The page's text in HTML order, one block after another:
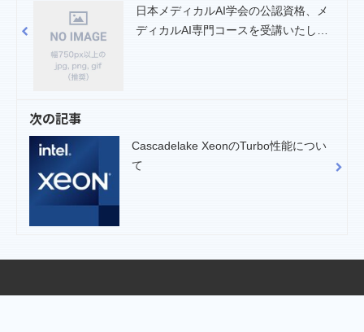
日本メディカルAI学会の公認資格、メ
ディカルAI専門コースを受講いたしま
次の記事
Cascadelake XeonのTurbo性能につい
て